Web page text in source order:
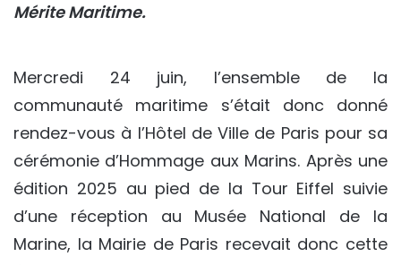
Mérite Maritime.
Mercredi 24 juin, l’ensemble de la
communauté maritime s’était donc donné
rendez-vous à l’Hôtel de Ville de Paris pour sa
cérémonie d’Hommage aux Marins. Après une
édition 2025 au pied de la Tour Eiffel suivie
d’une réception au Musée National de la
Marine, la Mairie de Paris recevait donc cette